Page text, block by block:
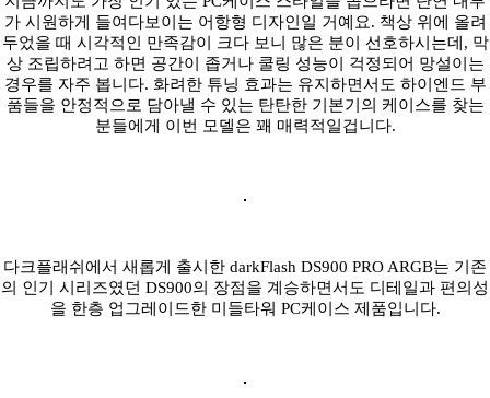
가 시원하게 들여다보이는 어항형 디자인일 거예요. 책상 위에 올려
두었을 때 시각적인 만족감이 크다 보니 많은 분이 선호하시는데, 막
상 조립하려고 하면 공간이 좁거나 쿨링 성능이 걱정되어 망설이는
경우를 자주 봅니다. 화려한 튜닝 효과는 유지하면서도 하이엔드 부
품들을 안정적으로 담아낼 수 있는 탄탄한 기본기의 케이스를 찾는
분들에게 이번 모델은 꽤 매력적일겁니다.
다크플래쉬에서 새롭게 출시한 darkFlash DS900 PRO ARGB는 기존
의 인기 시리즈였던 DS900의 장점을 계승하면서도 디테일과 편의성
을 한층 업그레이드한 미들타워 PC케이스 제품입니다.